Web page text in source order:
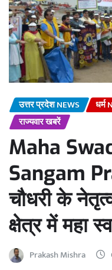
उत्तर प्रदेश NEWS धर्म
राज्यवार खबरें
Maha
Sangam
चौधरी के
क्षेत्र में महा
Prakash Mishra